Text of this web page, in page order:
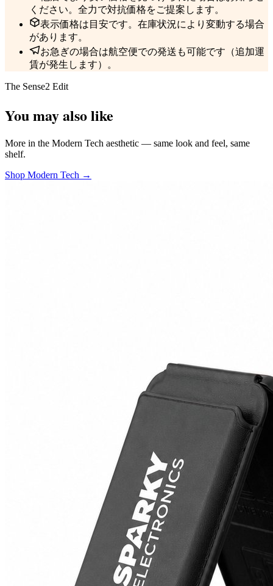
ください。全力で対抗価格をご提案します。
表示価格は目安です。在庫状況により変動する場合
があります。
お急ぎの場合は航空便での発送も可能です（追加運
賃が発生します）。
The Sense2 Edit
You may also like
More in the Modern Tech aesthetic — same look and feel, same
shelf.
Shop Modern Tech →